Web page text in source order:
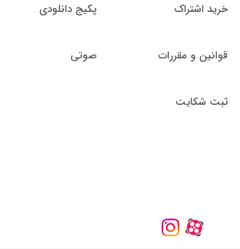
خرید اشتراک
قوانین و مقررات
ثبت شکایت
پکیج دانلودی
صوتی